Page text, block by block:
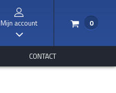
Mijn account
I
/ 0
CONTACT